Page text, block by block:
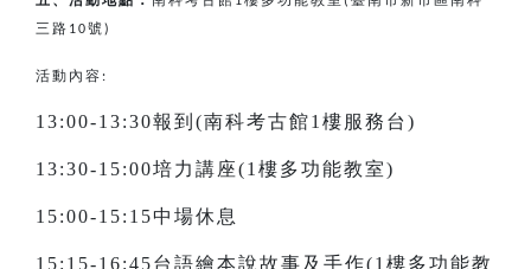
三路 10號 )
活動內容:
13:00-13:30報到(南科考古館1樓服務台)
13:30-15:00培力講座(1樓多功能教室)
15:00-15:15中場休息
15:15-16:45台語繪本說故事及手作(1樓多功能教